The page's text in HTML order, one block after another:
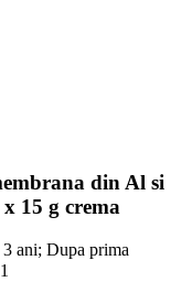
din Al si
15 g crema
ani; Dupa prima